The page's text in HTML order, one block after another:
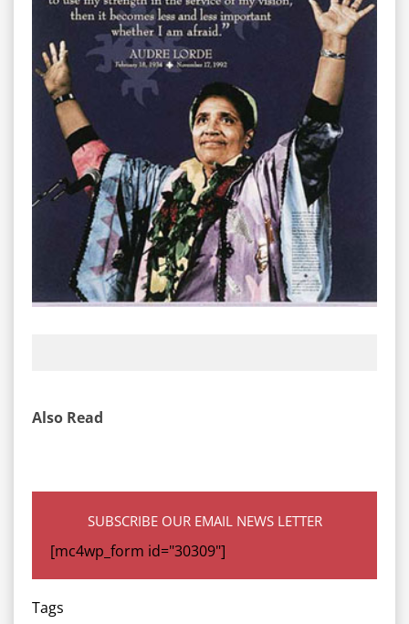
Also Read
SUBSCRIBE OUR EMAIL NEWS LETTER
[mc4wp_form id="30309"]
Tags